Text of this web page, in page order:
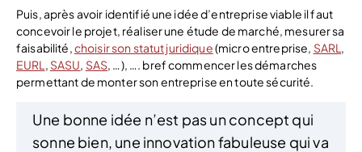
Puis, après avoir identifié une idée d’entreprise viable il faut
concevoir le projet, réaliser une étude de marché, mesurer sa
faisabilité,choisir son statut juridique(micro entreprise, SARL ,
EURL , SASU, SAS, …), …. bref commencer les démarches
permettant de monter son entreprise en toute sécurité.
Une bonne idée n’est pas un concept qui
sonne bien, une innovation fabuleuse qui va